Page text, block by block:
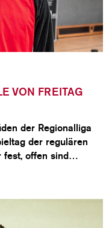
VON FREITAG
der Regionalliga
der regulären
fest, offen sind…